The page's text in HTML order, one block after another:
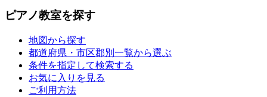
ピアノ教室を探す
地図から探す
都道府県・市区郡別一覧から選ぶ
条件を指定して検索する
お気に入りを見る
ご利用方法